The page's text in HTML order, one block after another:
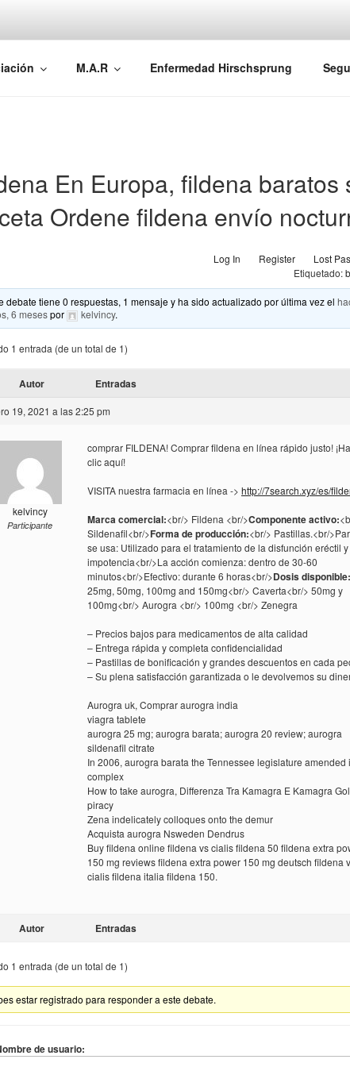
Española Malformaciones Ano-Rectales
M.A.R Enfermedad Hirschsprung
En Europa, fildena baratos
Ordene fildena envío
Log In Register
Lost
Etiquetado:
debate tiene 0 respuestas, 1 mensaje y ha sido actualizado por última vez el
6 mesespor kelvincy.
1 entrada (de un total de 1)
Autor Entradas
19, 2021 a las 2:25 pm
kelvincy
Participante
comprar FILDENA! Comprar fildena en línea rápido justo!
clic aquí!
VISITA nuestra farmacia en línea -> http://7search.xyz/es/
Marca comercial:<br/> Fildena <br/>Componente activo:
Sildenafil<br/>Forma de producción:<br/> Pastillas.<br/
se usa: Utilizado para el tratamiento de la disfunción eréctil y
impotencia<br/>La acción comienza: dentro de 30-60
minutos<br/>Efectivo: durante 6 horas<br/>Dosis disponible:
25mg, 50mg, 100mg and 150mg<br/> Caverta<br/> 50mg y
100mg<br/> Aurogra <br/> 100mg <br/> Zenegra
– Precios bajos para medicamentos de alta calidad
– Entrega rápida y completa confidencialidad
– Pastillas de bonificación y grandes descuentos en cada
– Su plena satisfacción garantizada o le devolvemos su
Aurogra uk, Comprar aurogra india
viagra tablete
aurogra 25 mg; aurogra barata; aurogra 20 review; aurogra
sildenafil citrate
In 2006, aurogra barata the Tennessee legislature amended
complex
How to take aurogra, Differenza Tra Kamagra E Kamagra
piracy
Zena indelicately colloques onto the demur
Acquista aurogra Nsweden Dendrus
Buy fildena online fildena vs cialis fildena 50 fildena extra
150 mg reviews fildena extra power 150 mg deutsch fildena
cialis fildena italia fildena 150.
Autor Entradas
1 entrada (de un total de 1)
estar registrado para responder a este debate.
de usuario: